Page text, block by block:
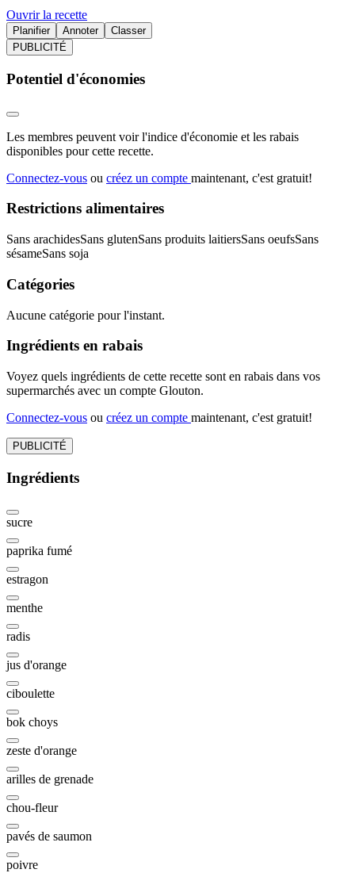
Ouvrir la recette
Planifier Annoter
Classer
PUBLICITÉ
Potentiel d'économies
Les membres peuvent voir l'indice d'économie et les rabais
disponibles pour cette recette.
Connectez-vous ou créez un compte maintenant, c'est gratuit!
Restrictions alimentaires
Sans arachidesSans glutenSans produits laitiersSans oeufsSans
sésameSans soja
Catégories
Aucune catégorie pour l'instant.
Ingrédients en rabais
Voyez quels ingrédients de cette recette sont en rabais dans vos
supermarchés avec un compte Glouton.
Connectez-vous ou créez un compte maintenant, c'est gratuit!
PUBLICITÉ
Ingrédients
sucre
paprika fumé
estragon
menthe
radis
jus d'orange
ciboulette
bok choys
zeste d'orange
arilles de grenade
chou-fleur
pavés de saumon
poivre